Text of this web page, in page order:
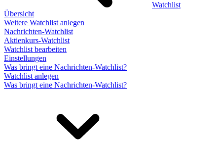
Watchlist
Übersicht
Weitere Watchlist anlegen
Nachrichten-Watchlist
Aktienkurs-Watchlist
Watchlist bearbeiten
Einstellungen
Was bringt eine Nachrichten-Watchlist?
Watchlist anlegen
Was bringt eine Nachrichten-Watchlist?